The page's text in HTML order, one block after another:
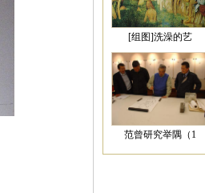
[组图]洗澡的艺
范曾研究举隅（1